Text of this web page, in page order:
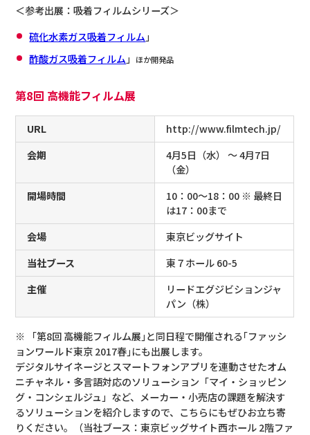
＜参考出展：吸着フィルムシリーズ＞
硫化水素ガス吸着フィルム」
酢酸ガス吸着フィルム」 ほか開発品
第8回 高機能フィルム展
URL
http://www.filmtech.jp/
会期
4月5日（水） ～ 4月7日
（金）
開場時間
10：00～18：00 ※ 最終日
は17：00まで
会場
東京ビッグサイト
当社ブース
東７ホール 60-5
主催
リードエグジビションジャ
パン（株）
※ 「第8回 高機能フィルム展｣と同日程で開催される｢ファッシ
ョンワールド東京 2017春｣にも出展します。
デジタルサイネージとスマートフォンアプリを連動させたオム
ニチャネル・多言語対応のソリューション「マイ・ショッピン
グ・コンシェルジュ」など、メーカー・小売店の課題を解決す
るソリューションを紹介しますので、こちらにもぜひお立ち寄
りください。（当社ブース：東京ビッグサイト西ホール 2階ファ